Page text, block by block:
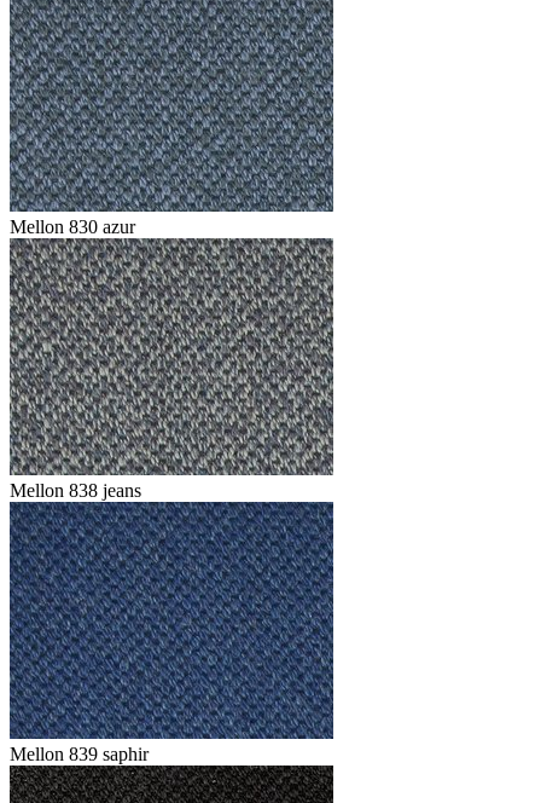
Mellon 830 azur
Mellon 838 jeans
Mellon 839 saphir